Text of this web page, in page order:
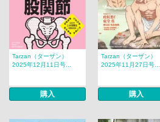
Tarzan（ターザン）
2025年12月11日号...
購入
Tarzan（ターザン）
2025年11月27日号...
購入